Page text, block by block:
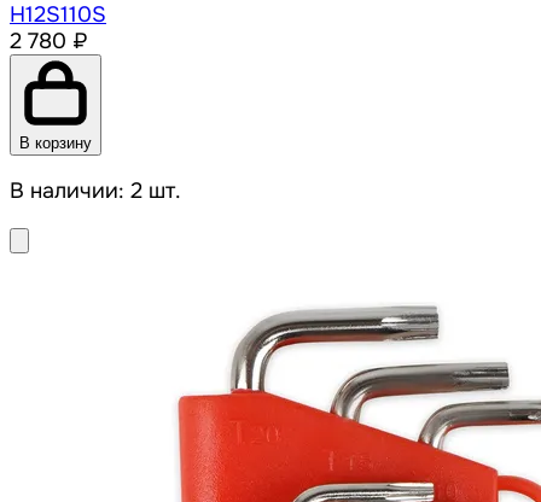
H12S110S
2 780 ₽
В корзину
В наличии: 2 шт.